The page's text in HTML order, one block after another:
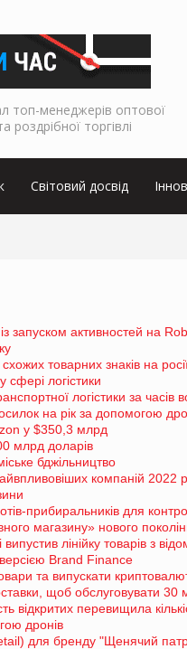
топ-менеджерів оптової
роздрібної торгівлі
Світовий досвід
запуском активностей на
товарних знаків на
логістики
логістики за
на рік за допомогою
у $350,3 млрд
млрд доларів
бджільництво
компаній 2022
прибиральників для
магазину» нового
лінійку товарів з
Brand Finance
та випускати
щоб обслуговувати 30
відкритих перевищила
дронів
для бренду "Щенячий